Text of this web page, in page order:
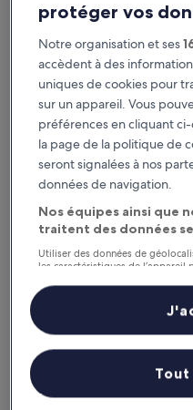
Hotel Berna
Hotel Berna
Hébergement
4.0 étoiles
Gare de Milan-Centrale
9.2
sur
10,
Merveilleux,
(1 406 avis)
9,2/10 Merveilleux (1 406
UNA Hotels Galles Milano
protéger vos
Notre organisation et ses
accèdent à des
uniques de cookies pour
sur un appareil. Vous
préférences en cliquant
la page de la politique de
seront signalées à nos
données de navigation.
Nos équipes ainsi que
traitent des données
Utiliser des données de
les caractéristiques de
personnalisés, mesure de
études d’audience et
Liste de nos partenaires